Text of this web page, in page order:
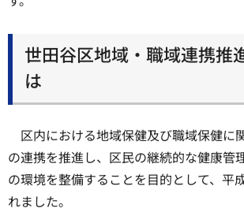
世田谷区地域・職域連携推
は
区内における地域保健及び職域保健に
の連携を推進し、区民の継続的な健康管
の環境を整備することを目的として、平
れました。